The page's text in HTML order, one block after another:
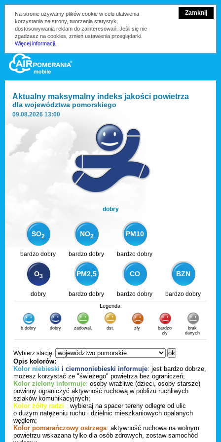
Zamknij
Na stronie używamy plików cookie w celu ułatwienia
korzystania ze strony, tworzenia statystyk,
dostosowywania reklam do zainteresowań. Jeśli się nie
zgadzasz na cookies, zmień ustawienia przeglądarki.
Więcej informacji.
Aktualny maksymalny indeks jakości powietrza
dla województwa pomorskiego
09.08.2026 13:00
dobry
SO2 NO2 PM10
bardzo dobry bardzo dobry bardzo dobry
O3 PM2,5 CO BZN
dobry bardzo dobry bardzo dobry bardzo dobry
Legenda:
b.dobry dobry zadowal. dst. zły
bardzo
zły
brak
danych
Wybierz stację:
Opis kolorów:
Kolor niebieski i ciemnoniebieski informuje: jest bardzo dobrze,
możesz korzystać ze "świeżego" powietrza bez ograniczeń;
Kolor zielony informuje: osoby wrażliwe (dzieci, osoby starsze)
powinny ograniczyć aktywność ruchową w pobliżu ruchliwych
szlaków komunikacyjnych;
Kolor żółty radzi : wybieraj na spacer tereny odległe od ulic
o dużym natężeniu ruchu i dzielnic mieszkaniowych opalanych
węglem;
Kolor pomarańczowy ostrzega: aktywność ruchowa na wolnym
powietrzu wskazana tylko dla osób zdrowych, zostaw samochód